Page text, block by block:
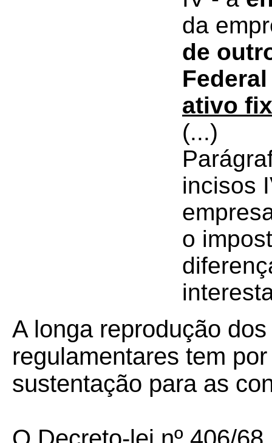
da
de
ativo
(...)
incisos
o
A longa reprodução
regulamentares tem
sustentação para as